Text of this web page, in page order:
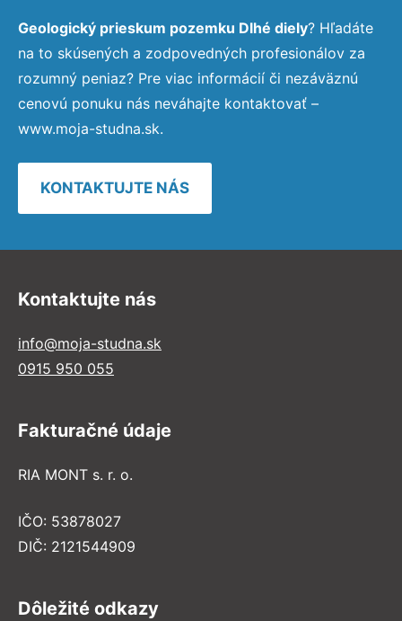
Geologický prieskum pozemku Dlhé diely? Hľadáte
na to skúsených a zodpovedných profesionálov za
rozumný peniaz? Pre viac informácií či nezáväznú
cenovú ponuku nás neváhajte kontaktovať –
www.moja-studna.sk.
KONTAKTUJTE NÁS
Kontaktujte nás
info@moja-studna.sk
0915 950 055
Fakturačné údaje
RIA MONT s. r. o.
IČO: 53878027
DIČ: 2121544909
Dôležité odkazy